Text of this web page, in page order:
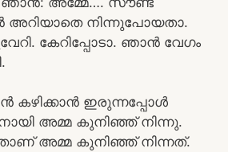
അറിയാതെ നിന്നുപോയതാ.
കേറിപ്പോടാ. ഞാൻ വേഗം
കഴിക്കാൻ ഇരുന്നപ്പോൾ
അമ്മ കുനിഞ്ഞ് നിന്നു.
അമ്മ കുനിഞ്ഞ് നിന്നത്.